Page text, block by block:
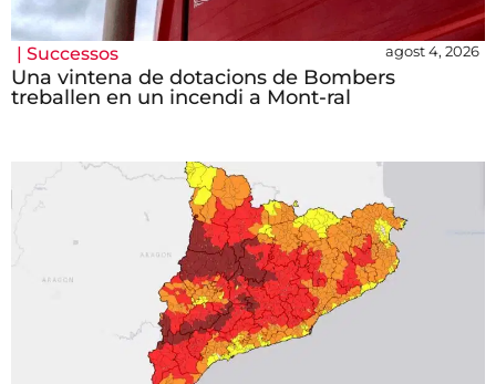
| Successos agost 4, 2026
Una vintena de dotacions de Bombers
treballen en un incendi a Mont-ral